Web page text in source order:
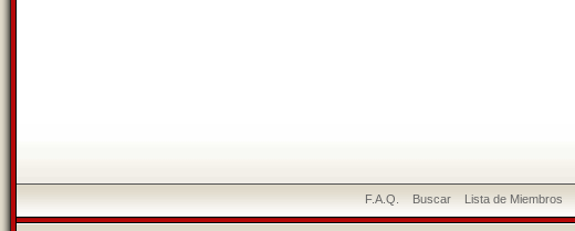
F.A.Q. Buscar Lista de Miembros